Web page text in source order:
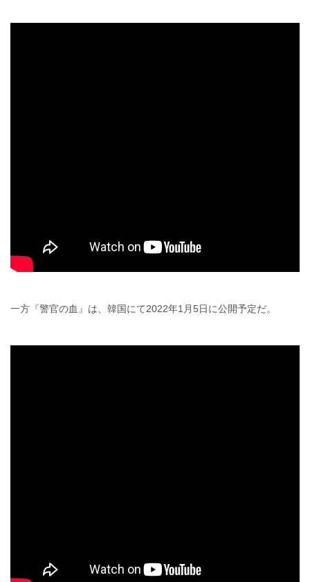
一方『警官の血』は、韓国にて2022年1月5日に公開予定だ。